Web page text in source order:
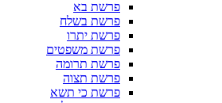
פרשת בא
פרשת בשלח
פרשת יתרו
פרשת משפטים
פרשת תרומה
פרשת תצוה
פרשת כי תשא